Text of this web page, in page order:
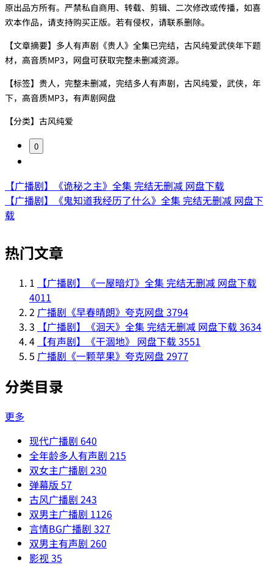
原出品方所有。严禁私自商用、转载、剪辑、二次修改或传播，如喜
欢本作品，请支持购买正版。若有侵权，请联系删除。
【文章摘要】多人有声剧《贵人》全集已完结，古风纯爱武侠年下题
材，高音质MP3，网盘可获取完整未删减资源。
【标签】贵人，完整未删减，完结多人有声剧，古风纯爱，武侠，年
下，高音质MP3，有声剧网盘
【分类】古风纯爱
0
【广播剧】《诡秘之主》全集 完结无删减 网盘下载
【广播剧】《鬼知道我经历了什么》全集 完结无删减 网盘下
载
热门文章
1
【广播剧】《一屋暗灯》全集 完结无删减 网盘下载
4011
2 广播剧《早春晴朗》夸克网盘3794
3
【广播剧】《洄天》全集 完结无删减 网盘下载3634
4 【有声剧】《干涸地》 网盘下载3551
5 广播剧《一颗苹果》夸克网盘2977
分类目录
更多
现代广播剧 640
全年龄多人有声剧 215
双女主广播剧 230
弹幕版 57
古风广播剧 243
双男主广播剧 1126
言情BG广播剧 327
双男主有声剧 260
影视35